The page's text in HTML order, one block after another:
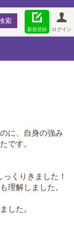
ログイン
新規登録
に、自身の強み
です。
くりきました！
理解しました。
した。